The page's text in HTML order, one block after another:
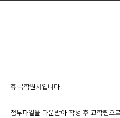
휴·복학원서입니다.
첨부파일을 다운받아 작성 후 교학팀으